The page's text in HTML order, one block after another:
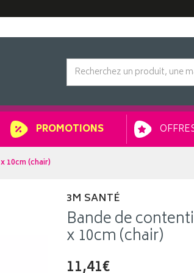
PROMOTIONS
10cm (chair)
3M SANTÉ
Bande de
x 10cm (chair)